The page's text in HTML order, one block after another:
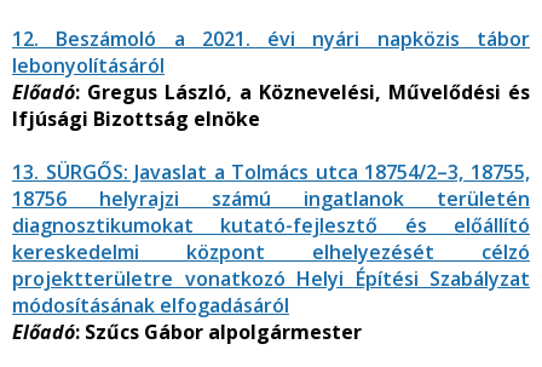
12. Beszámoló a 2021. évi nyári napközis tábor
lebonyolításáról
Előadó: Gregus László, a Köznevelési, Művelődési és
Ifjúsági Bizottság elnöke
13. SÜRGŐS: Javaslat a Tolmács utca 18754/2–3, 18755,
18756 helyrajzi számú ingatlanok területén
diagnosztikumokat kutató-fejlesztő és előállító
kereskedelmi központ elhelyezését célzó
projektterületre vonatkozó Helyi Építési Szabályzat
módosításának elfogadásáról
Előadó: Szűcs Gábor alpolgármester